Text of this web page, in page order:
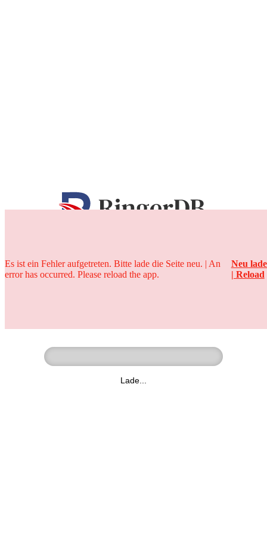
25 Jahre
Lade...
Es ist ein Fehler aufgetreten. Bitte lade die Seite neu. | An
error has occurred. Please reload the app.
Neu
| Reload